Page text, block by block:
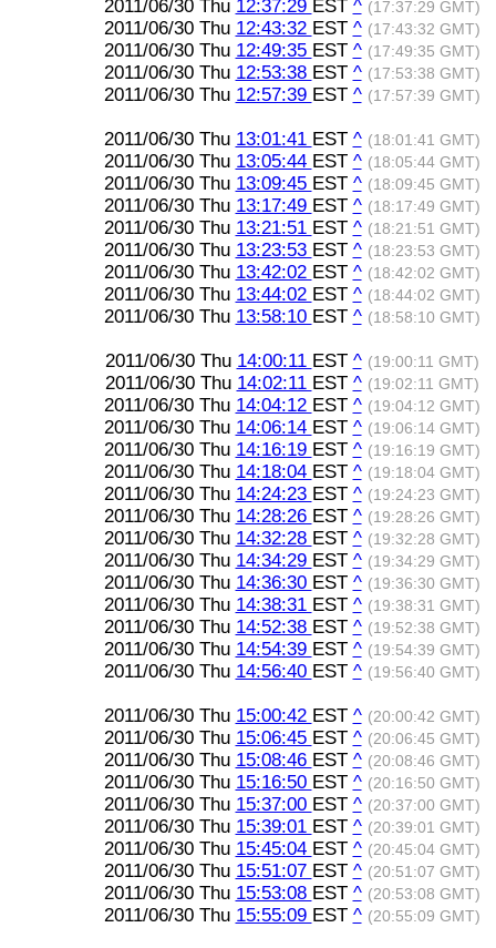
2011/06/30 Thu 12:37:29 EST ^ (17:37:29 GMT)
2011/06/30 Thu 12:43:32 EST ^ (17:43:32 GMT)
2011/06/30 Thu 12:49:35 EST ^ (17:49:35 GMT)
2011/06/30 Thu 12:53:38 EST ^ (17:53:38 GMT)
2011/06/30 Thu 12:57:39 EST ^ (17:57:39 GMT)
2011/06/30 Thu 13:01:41 EST ^ (18:01:41 GMT)
2011/06/30 Thu 13:05:44 EST ^ (18:05:44 GMT)
2011/06/30 Thu 13:09:45 EST ^ (18:09:45 GMT)
2011/06/30 Thu 13:17:49 EST ^ (18:17:49 GMT)
2011/06/30 Thu 13:21:51 EST ^ (18:21:51 GMT)
2011/06/30 Thu 13:23:53 EST ^ (18:23:53 GMT)
2011/06/30 Thu 13:42:02 EST ^ (18:42:02 GMT)
2011/06/30 Thu 13:44:02 EST ^ (18:44:02 GMT)
2011/06/30 Thu 13:58:10 EST ^ (18:58:10 GMT)
2011/06/30 Thu 14:00:11 EST ^ (19:00:11 GMT)
2011/06/30 Thu 14:02:11 EST ^ (19:02:11 GMT)
2011/06/30 Thu 14:04:12 EST ^ (19:04:12 GMT)
2011/06/30 Thu 14:06:14 EST ^ (19:06:14 GMT)
2011/06/30 Thu 14:16:19 EST ^ (19:16:19 GMT)
2011/06/30 Thu 14:18:04 EST ^ (19:18:04 GMT)
2011/06/30 Thu 14:24:23 EST ^ (19:24:23 GMT)
2011/06/30 Thu 14:28:26 EST ^ (19:28:26 GMT)
2011/06/30 Thu 14:32:28 EST ^ (19:32:28 GMT)
2011/06/30 Thu 14:34:29 EST ^ (19:34:29 GMT)
2011/06/30 Thu 14:36:30 EST ^ (19:36:30 GMT)
2011/06/30 Thu 14:38:31 EST ^ (19:38:31 GMT)
2011/06/30 Thu 14:52:38 EST ^ (19:52:38 GMT)
2011/06/30 Thu 14:54:39 EST ^ (19:54:39 GMT)
2011/06/30 Thu 14:56:40 EST ^ (19:56:40 GMT)
2011/06/30 Thu 15:00:42 EST ^ (20:00:42 GMT)
2011/06/30 Thu 15:06:45 EST ^ (20:06:45 GMT)
2011/06/30 Thu 15:08:46 EST ^ (20:08:46 GMT)
2011/06/30 Thu 15:16:50 EST ^ (20:16:50 GMT)
2011/06/30 Thu 15:37:00 EST ^ (20:37:00 GMT)
2011/06/30 Thu 15:39:01 EST ^ (20:39:01 GMT)
2011/06/30 Thu 15:45:04 EST ^ (20:45:04 GMT)
2011/06/30 Thu 15:51:07 EST ^ (20:51:07 GMT)
2011/06/30 Thu 15:53:08 EST ^ (20:53:08 GMT)
2011/06/30 Thu 15:55:09 EST ^ (20:55:09 GMT)